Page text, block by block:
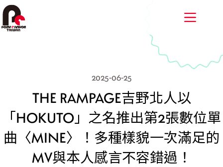
跳
至
主
2025-06-25
THE RAMPAGE吉野北人以
「HOKUTO」之名推出第2張數位單
曲〈MINE〉！多種樣貌一次滿足的
MV與本人感言不容錯過！